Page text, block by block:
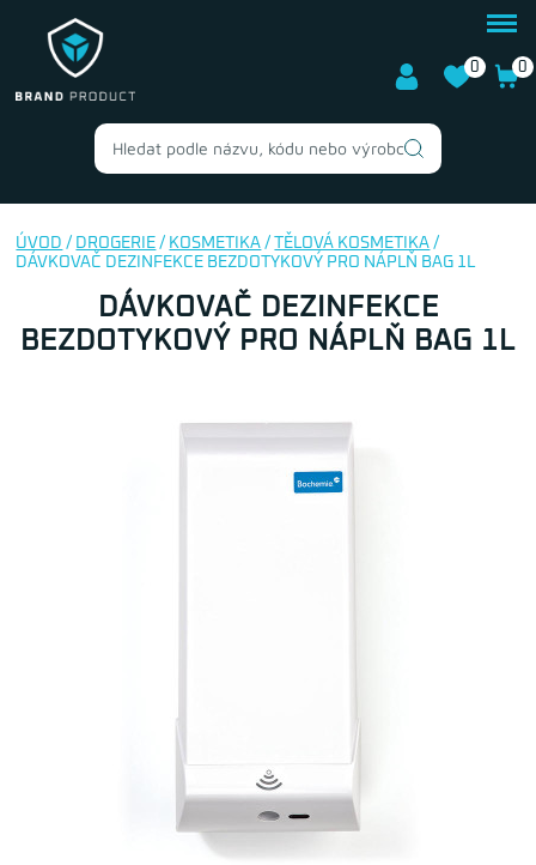
0 0
ÚVOD / DROGERIE / KOSMETIKA /TĚLOVÁ KOSMETIKA /
DÁVKOVAČ DEZINFEKCE BEZDOTYKOVÝ PRO NÁPLŇ BAG 1L
DÁVKOVAČ DEZINFEKCE
BEZDOTYKOVÝ PRO NÁPLŇ BAG 1L